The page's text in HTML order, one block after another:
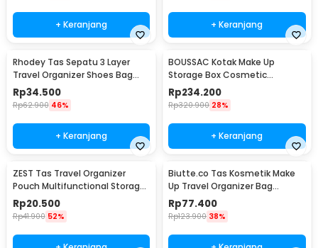
+ Keranjang + Keranjang
Rhodey Tas Sepatu 3 Layer
Travel Organizer Shoes Bag
Nylon Mesh Oxford - LK-20
Rp34.500
Rp62.900 46%
+ Keranjang
BOUSSAC Kotak Make Up
Storage Box Cosmetic
Organizer Dustproof - 3028
Rp234.200
Rp320.900 28%
+ Keranjang
ZEST Tas Travel Organizer
Pouch Multifunctional Storage
Electronic Bag - BM012N1019
Rp20.500
Rp41.900 52%
Biutte.co Tas Kosmetik Make
Up Travel Organizer Bag
Waterproof - F125
Rp77.400
Rp123.900 38%